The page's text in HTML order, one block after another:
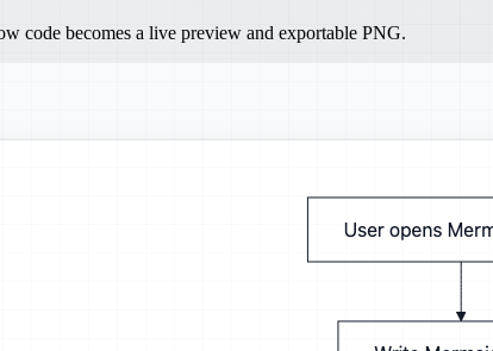
code becomes a live preview and exportable PNG.